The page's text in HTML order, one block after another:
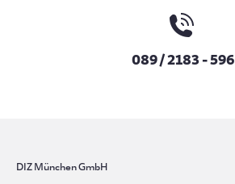
089 / 2183 - 596
DIZ München GmbH